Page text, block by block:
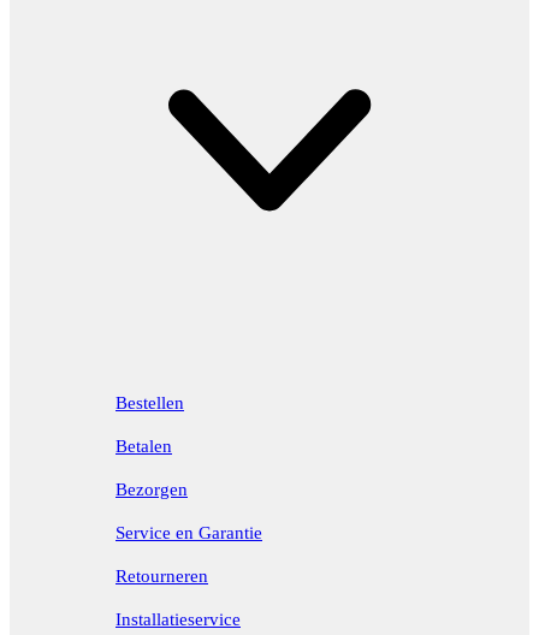
Bestellen
Betalen
Bezorgen
Service en Garantie
Retourneren
Installatieservice